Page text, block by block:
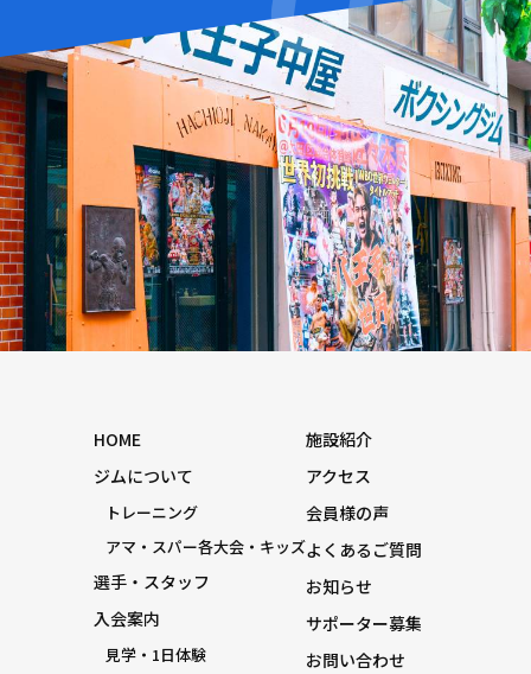
HOME
ジムについて
トレーニング
アマ・スパー各大会・キッズ
選手・スタッフ
入会案内
見学・1日体験
施設紹介
アクセス
会員様の声
よくあるご質問
お知らせ
サポーター募集
お問い合わせ